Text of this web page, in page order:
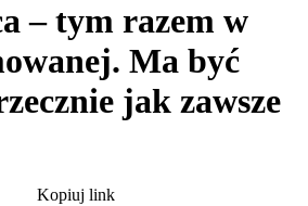
– tym razem w
Ma być
jak zawsze
Kopiuj link